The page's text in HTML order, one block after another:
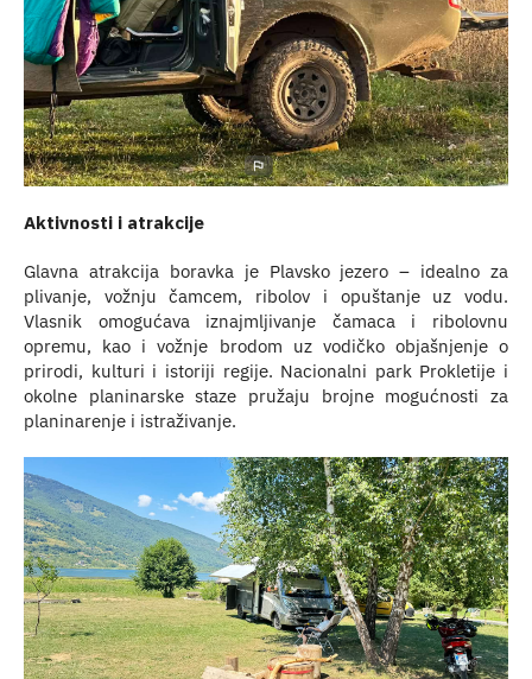
Aktivnosti i atrakcije
Glavna atrakcija boravka je Plavsko jezero – idealno za
plivanje, vožnju čamcem, ribolov i opuštanje uz vodu.
Vlasnik omogućava iznajmljivanje čamaca i ribolovnu
opremu, kao i vožnje brodom uz vodičko objašnjenje o
prirodi, kulturi i istoriji regije. Nacionalni park Prokletije i
okolne planinarske staze pružaju brojne mogućnosti za
planinarenje i istraživanje.